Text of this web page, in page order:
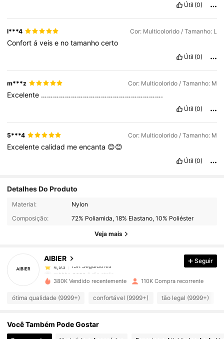
Útil (0)
l***4 Cor: Multicolorido / Tamanho: L
Confortáveise notamanhocerto
Útil (0)
m***z Cor: Multicolorido / Tamanho: M
Excelente …………………………………………………….
Útil (0)
5***4 Cor: Multicolorido / Tamanho: M
Excelentecalidad meencanta 😊😊
Útil (0)
Detalhes Do Produto
Material:
Nylon
Composição:
72% Poliamida, 18% Elastano, 10% Poliéster
Veja mais
AIBIER
13K Seguidores
4,93
13K Seguidores
m***o
pago1 dia atrás
4,93 13K Seguidores
Seguir
380K Vendido recentemente 110K Compra recorrente
ótima qualidade (9999+) confortável (9999+) tão legal (9999+)
Você Também Pode Gostar